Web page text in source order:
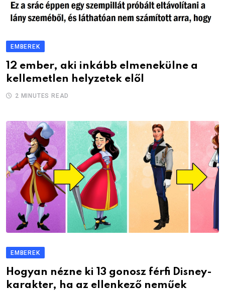
EMBEREK
12 ember, aki inkább elmenekülne a
kellemetlen helyzetek elől
2 MINUTES READ
EMBEREK
Hogyan nézne ki 13 gonosz férfi Disney-
karakter, ha az ellenkező neműek